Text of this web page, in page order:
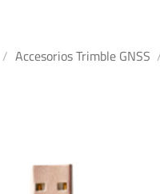
/ Accesorios Trimble GNSS